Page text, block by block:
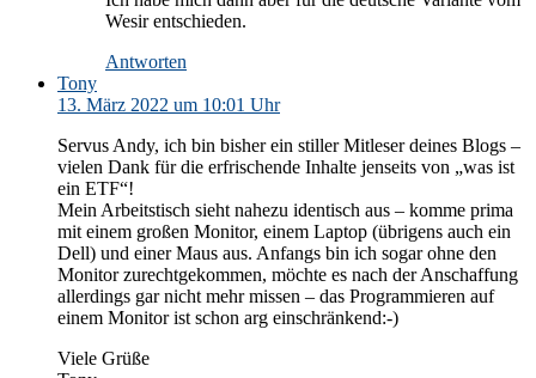
Wesir entschieden.
Antworten
Tony
13. März 2022 um 10:01 Uhr
Servus Andy, ich bin bisher ein stiller Mitleser deines Blogs –
vielen Dank für die erfrischende Inhalte jenseits von „was ist
ein ETF“!
Mein Arbeitstisch sieht nahezu identisch aus – komme prima
mit einem großen Monitor, einem Laptop (übrigens auch ein
Dell) und einer Maus aus. Anfangs bin ich sogar ohne den
Monitor zurechtgekommen, möchte es nach der Anschaffung
allerdings gar nicht mehr missen – das Programmieren auf
einem Monitor ist schon arg einschränkend:-)
Viele Grüße